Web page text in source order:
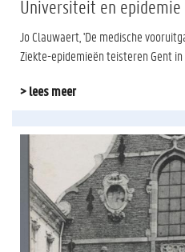
Universiteit en epidemie
Jo Clauwaert, 'De medische
Ziekte-epidemieën teisteren Gent in
> lees meer